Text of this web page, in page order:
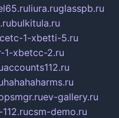
liura.ruglasspb.ru
bulkitula.ru
1-xbetti-5.ru
1-xbetcc-2.ru
accounts112.ru
hahahaharms.ru
ev-gallery.ru
csm-demo.ru